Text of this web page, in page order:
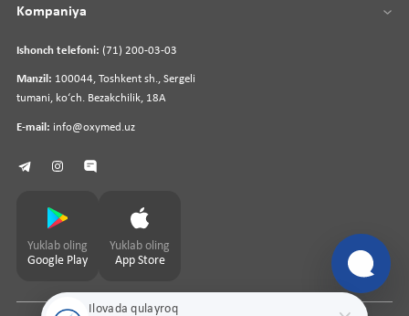
Ilovada qulayroq
Ishonch telefoni: (71) 200-03-03
Manzil: 100044, Toshkent sh., Sergeli
tumani, koʻch. Bezakchilik, 18A
E-mail: info@oxymed.uz
Kompaniya
Yuklab oling
Google Play
Yuklab oling
App Store